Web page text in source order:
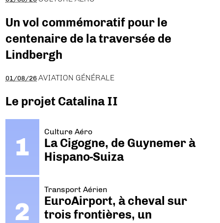
Un vol commémoratif pour le
centenaire de la traversée de
Lindbergh
01/08/26 AVIATION GÉNÉRALE
Le projet Catalina II
Culture Aéro
La Cigogne, de Guynemer à
Hispano-Suiza
Transport Aérien
EuroAirport, à cheval sur
trois frontières, un